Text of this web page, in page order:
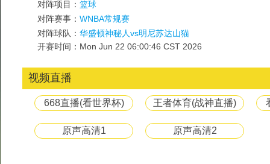
对阵项目： 篮球
对阵赛事： WNBA常规赛
对阵球队： 华盛顿神秘人vs明尼苏达山猫
开赛时间：Mon Jun 22 06:00:46 CST 2026
视频直播
668直播(看世界杯) 王者体育(战神直播)
原声高清1 原声高清2